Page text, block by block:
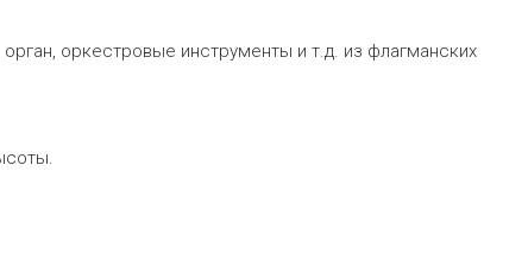
оркестровые инструменты и т.д. из флагманских